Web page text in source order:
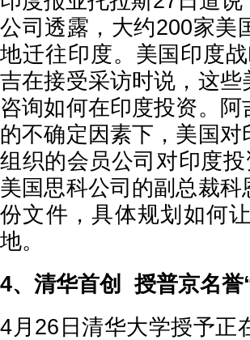
公司透露，大约200家美
地迁往印度。美国印度
吉在接受采访时说，这
咨询如何在印度投资。
的不确定因素下，美国
组织的会员公司对印度
美国思科公司的副总裁
份文件，具体规划如何
地。
4、清华首创 授普京名誉
4月26日清华大学授予正